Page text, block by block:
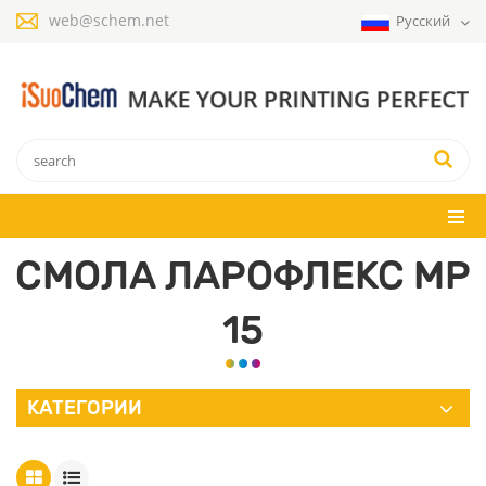
web@schem.net Русский
СМОЛА ЛАРОФЛЕКС MP
15
КАТЕГОРИИ